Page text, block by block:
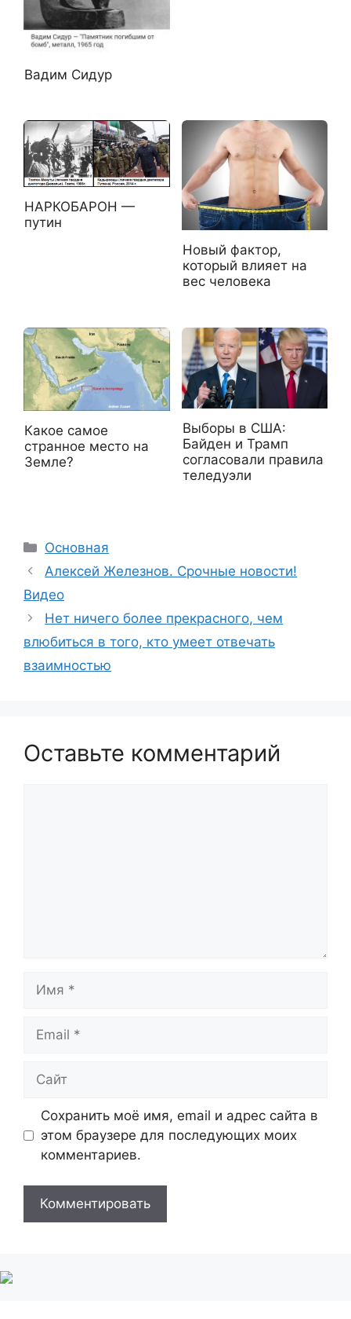
Вадим Сидур
НАРКОБАРОН —
путин
Новый фактор,
который влияет на
вес человека
Какое самое
странное место на
Земле?
Выборы в США:
Байден и Трамп
согласовали правила
теледуэли
Рубрики
Основная
Алексей Железнов. Срочные новости!
Видео
Нет ничего более прекрасного, чем
влюбиться в того, кто умеет отвечать
взаимностью
Оставьте комментарий
Имя
Email
Сайт
Сохранить моё имя, email и адрес сайта в
этом браузере для последующих моих
комментариев.